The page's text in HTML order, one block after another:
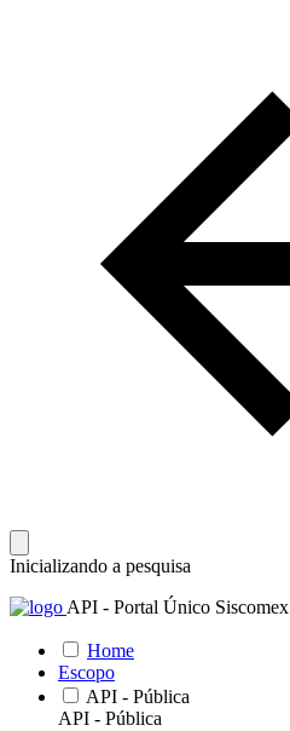
Inicializando a pesquisa
API - Portal Único Siscomex
Home
Escopo
API - Pública
API - Pública